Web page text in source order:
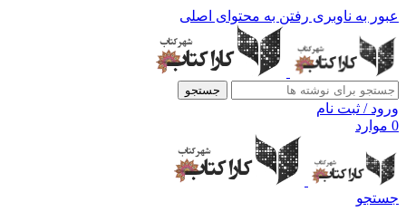
عبور به ناوبری رفتن به محتوای اصلی
جستجو
ورود / ثبت نام
0 موارد
جستجو